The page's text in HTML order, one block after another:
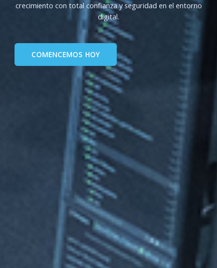
crecimiento con total confianza y seguridad en el entorno
digital.
COMENCEMOS HOY